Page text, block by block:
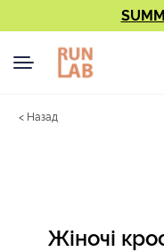
< Назад
Жіночі